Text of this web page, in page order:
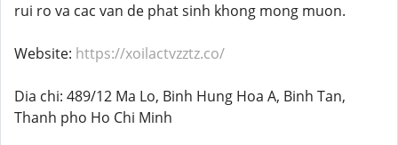
rui ro va cac van de phat sinh khong mong muon.
Website: https://xoilactvzztz.co/
Dia chi: 489/12 Ma Lo, Binh Hung Hoa A, Binh Tan,
Thanh pho Ho Chi Minh